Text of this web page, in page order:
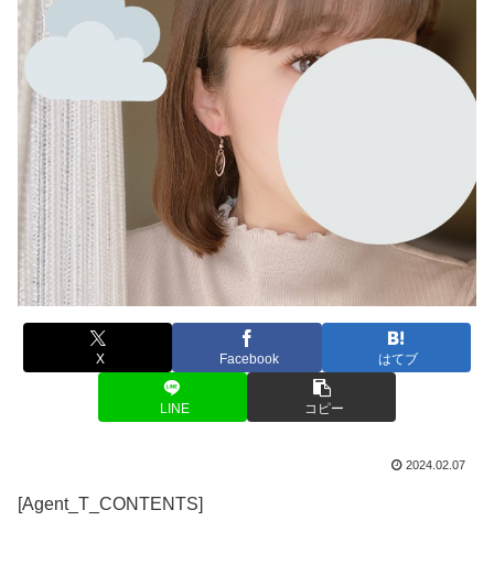
X Facebook はてブ
LINE コピー
2024.02.07
[Agent_T_CONTENTS]